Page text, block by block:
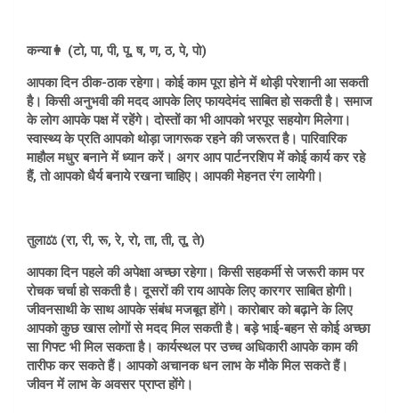
कन्या👩 (टो, पा, पी, पू, ष, ण, ठ, पे, पो)
आपका दिन ठीक-ठाक रहेगा। कोई काम पूरा होने में थोड़ी परेशानी आ सकती
है। किसी अनुभवी की मदद आपके लिए फायदेमंद साबित हो सकती है। समाज
के लोग आपके पक्ष में रहेंगे। दोस्तों का भी आपको भरपूर सहयोग मिलेगा।
स्वास्थ्य के प्रति आपको थोड़ा जागरूक रहने की जरूरत है। पारिवारिक
माहौल मधुर बनाने में ध्यान करें। अगर आप पार्टनरशिप में कोई कार्य कर रहे
हैं, तो आपको धैर्य बनाये रखना चाहिए। आपकी मेहनत रंग लायेगी।
तुला⚖️ (रा, री, रू, रे, रो, ता, ती, तू, ते)
आपका दिन पहले की अपेक्षा अच्छा रहेगा। किसी सहकर्मी से जरूरी काम पर
रोचक चर्चा हो सकती है। दूसरों की राय आपके लिए कारगर साबित होगी।
जीवनसाथी के साथ आपके संबंध मजबूत होंगे। कारोबार को बढ़ाने के लिए
आपको कुछ खास लोगों से मदद मिल सकती है। बड़े भाई-बहन से कोई अच्छा
सा गिफ्ट भी मिल सकता है। कार्यस्थल पर उच्च अधिकारी आपके काम की
तारीफ कर सकते हैं। आपको अचानक धन लाभ के मौके मिल सकते हैं।
जीवन में लाभ के अवसर प्राप्त होंगे।